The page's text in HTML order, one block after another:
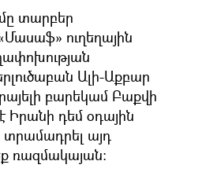
տարբեր
ուղեղային
Ալի-Աքբար
բարեկամ Բաքվի
Իրանի դեմ օդային
այդ
ռազմակայան։